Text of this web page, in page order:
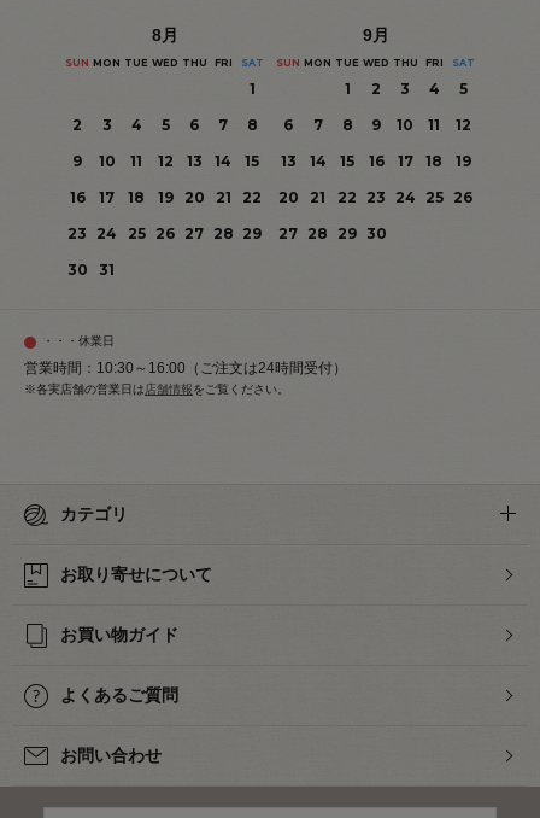
8月
SUN MON TUE WED THU FRI SAT
1
2
3 4 5 6 7
8
9
10 11 12 13 14
15
16
17 18 19 20 21
22
23
24 25 26 27 28 29
30
31
9月
SUN MON TUE WED THU FRI SAT
1 2 3 4
5
6
7 8 9 10 11
12
13
14 15 16 17 18
19
20
21 22 23 24 25
26
27 28 29 30
・・・休業日
営業時間：10:30～16:00（ご注文は24時間受付）
※各実店舗の営業日は店舗情報をご覧ください。
カテゴリ
お取り寄せについて
お買い物ガイド
よくあるご質問
お問い合わせ